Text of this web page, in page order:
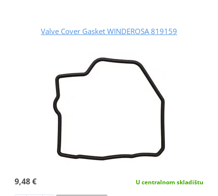
Valve Cover Gasket WINDEROSA 819159
9,48 € U centralnom skladištu